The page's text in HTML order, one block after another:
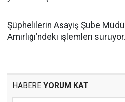
Şüphelilerin Asayiş Şube
Amirliği’ndeki işlemleri sürüyor.
HABERE YORUM KAT